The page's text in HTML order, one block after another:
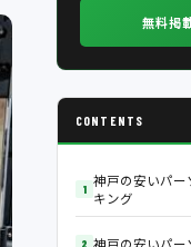
無料掲
CONTENTS
神戸の安いパー
キング